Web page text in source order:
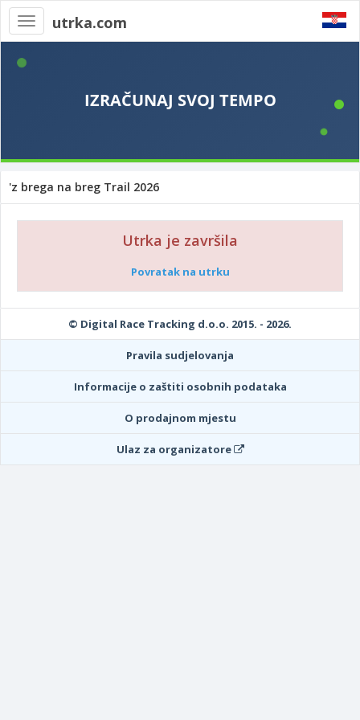
Toggle
navigation
utrka.com
'z brega na breg Trail 2026
Utrka je završila
Povratak na utrku
© Digital Race Tracking d.o.o. 2015. - 2026.
Pravila sudjelovanja
Informacije o zaštiti osobnih podataka
O prodajnom mjestu
Ulaz za organizatore